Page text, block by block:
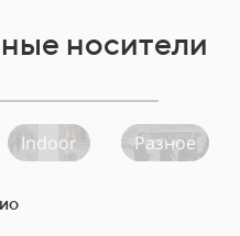
носители
Indoor Разное